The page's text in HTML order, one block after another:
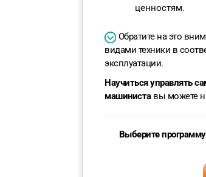
ценностям.
Обратите на это
видами техники в
эксплуатации.
Научиться управлять
машиниставы можете
Выберите